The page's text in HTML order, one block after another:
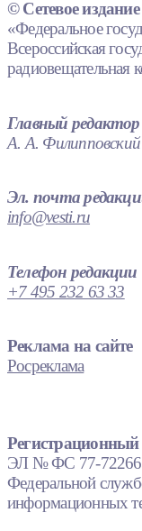
© Сетевое
«Федеральное
Всероссийская
Главный редактор
А. А. Филипповский
Эл. почта
info@vesti.ru
Телефон редакции
+7 495 232 63 33
Реклама на сайте
Росреклама
Регистрационный
ЭЛ № ФС 77-72266
Федеральной
информационных